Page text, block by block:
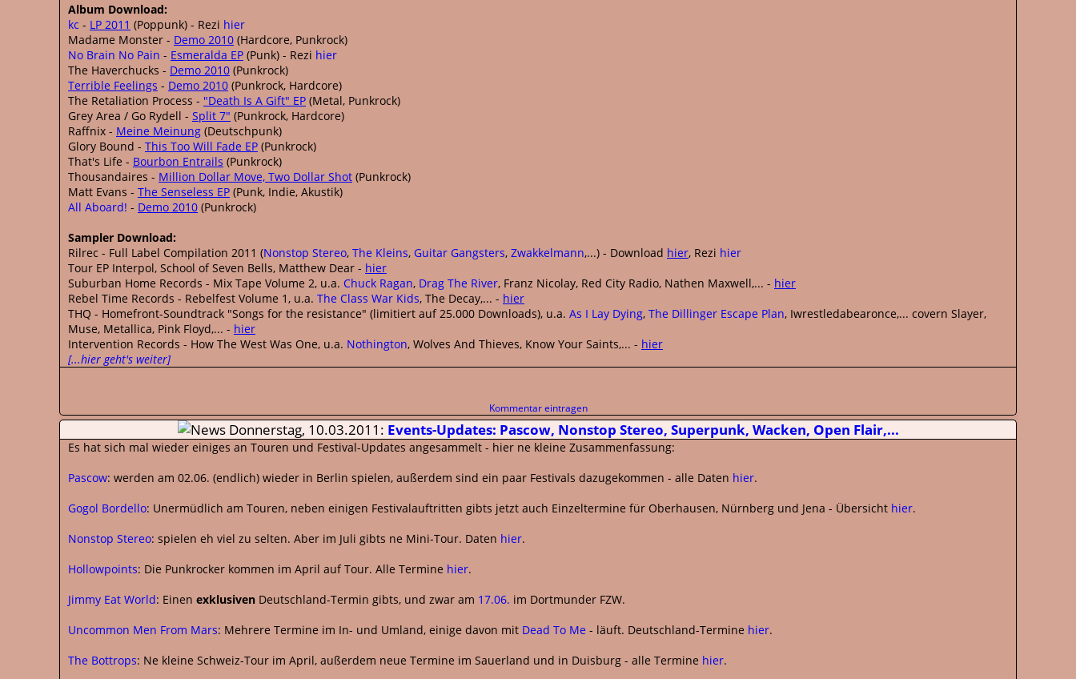
Album Download:
kc - LP 2011 (Poppunk) - Rezi hier
Madame Monster - Demo 2010 (Hardcore, Punkrock)
No Brain No Pain - Esmeralda EP (Punk) - Rezi hier
The Haverchucks - Demo 2010 (Punkrock)
Terrible Feelings - Demo 2010 (Punkrock, Hardcore)
The Retaliation Process - "Death Is A Gift" EP (Metal, Punkrock)
Grey Area / Go Rydell - Split 7" (Punkrock, Hardcore)
Raffnix - Meine Meinung (Deutschpunk)
Glory Bound - This Too Will Fade EP (Punkrock)
That's Life - Bourbon Entrails (Punkrock)
Thousandaires - Million Dollar Move, Two Dollar Shot (Punkrock)
Matt Evans - The Senseless EP (Punk, Indie, Akustik)
All Aboard! - Demo 2010 (Punkrock)
Sampler Download:
Rilrec - Full Label Compilation 2011 (Nonstop Stereo, The Kleins, Guitar Gangsters, Zwakkelmann,...) - Download hier, Rezi hier
Tour EP Interpol, School of Seven Bells, Matthew Dear - hier
Suburban Home Records - Mix Tape Volume 2, u.a. Chuck Ragan, Drag The River, Franz Nicolay, Red City Radio, Nathen Maxwell,... - hier
Rebel Time Records - Rebelfest Volume 1, u.a. The Class War Kids, The Decay,... - hier
THQ - Homefront-Soundtrack "Songs for the resistance" (limitiert auf 25.000 Downloads), u.a. As I Lay Dying, The Dillinger Escape Plan, Iwrestledabearonce,... covern Slayer,
Muse, Metallica, Pink Floyd,... - hier
Intervention Records - How The West Was One, u.a. Nothington, Wolves And Thieves, Know Your Saints,... - hier
[...hier geht's weiter]
Kommentar eintragen
Donnerstag, 10.03.2011: Events-Updates: Pascow, Nonstop Stereo, Superpunk, Wacken, Open Flair,...
Es hat sich mal wieder einiges an Touren und Festival-Updates angesammelt - hier ne kleine Zusammenfassung:
Pascow: werden am 02.06. (endlich) wieder in Berlin spielen, außerdem sind ein paar Festivals dazugekommen - alle Daten hier.
Gogol Bordello: Unermüdlich am Touren, neben einigen Festivalauftritten gibts jetzt auch Einzeltermine für Oberhausen, Nürnberg und Jena - Übersicht hier.
Nonstop Stereo: spielen eh viel zu selten. Aber im Juli gibts ne Mini-Tour. Daten hier.
Hollowpoints: Die Punkrocker kommen im April auf Tour. Alle Termine hier.
Jimmy Eat World: Einen exklusiven Deutschland-Termin gibts, und zwar am 17.06. im Dortmunder FZW.
Uncommon Men From Mars: Mehrere Termine im In- und Umland, einige davon mit Dead To Me - läuft. Deutschland-Termine hier.
The Bottrops: Ne kleine Schweiz-Tour im April, außerdem neue Termine im Sauerland und in Duisburg - alle Termine hier.